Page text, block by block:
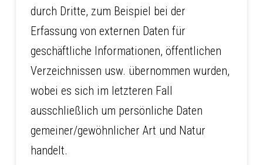
durch Dritte, zum Beispiel bei der
Erfassung von externen Daten für
geschäftliche Informationen, öffentlichen
Verzeichnissen usw. übernommen wurden,
wobei es sich im letzteren Fall
ausschließlich um persönliche Daten
gemeiner/gewöhnlicher Art und Natur
handelt.